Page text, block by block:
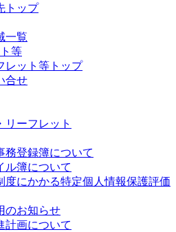
トップ
一覧
等
レット等トップ
合せ
リーフレット
務登録簿について
ル簿について
度にかかる特定個人情報保護評価
のお知らせ
計画について